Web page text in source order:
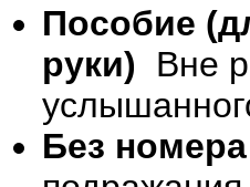
Пособие
руки) Вне
Без